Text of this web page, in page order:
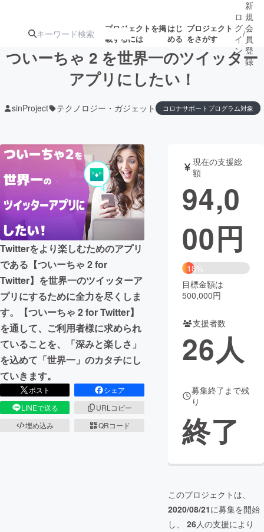
プロジェクトを掲
載するには
はじ
める
プロジェクト
をさがす
ジェクト
ターン
ジェクト
募集終了が近いプ
ロジェクト
もうすぐ公開
されます
アート・写真 音楽
テクノロジー・ガジェット ゲーム・
映像・映画
ビジネス・起業 チャレンジ
まちづくり・地域活性化
CAMPFIRE for Social Good
CAMPFIRE Creation
CAMPFIREふるさと納税
コミュニティ
ロ
グ
イ
ン
/
新
規
会
員
登
録
ついーちゃ 2 を世界一のツイッター
アプリにしたい！
sinProject テクノロジー・ガジェット コロナサポートプログラム対象
Twitterをより楽しむためのアプリ
である【ついーちゃ 2 for
Twitter】を世界一のツイッターア
プリにするために全力を尽くしま
す。【ついーちゃ 2 for Twitter】
を通して、ご利用者様に求められ
ていることを、「深みと楽しさ」
を込めて「世界一」のカタチにし
ていきます。
ポスト
シェア
LINEで送る
URLコピー
埋め込み
QRコード
現在の支援総
額
94,0
00円
18%
目標金額は
500,000円
支援者数
26人
募集終了まで残
り
終了
このプロジェクトは、
2020/08/21に募集を開始
し、 26人の支援により